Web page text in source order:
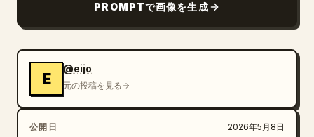
PROMPTで画像を生成
E
@eijo
元の投稿を見る
公開日 2026年5月8日